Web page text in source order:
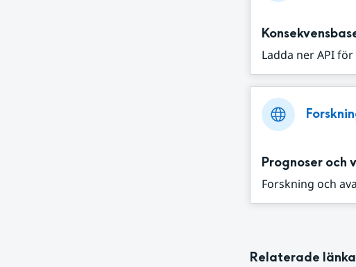
Ladda ner API
Prognoser och
Forskning och
Relaterade